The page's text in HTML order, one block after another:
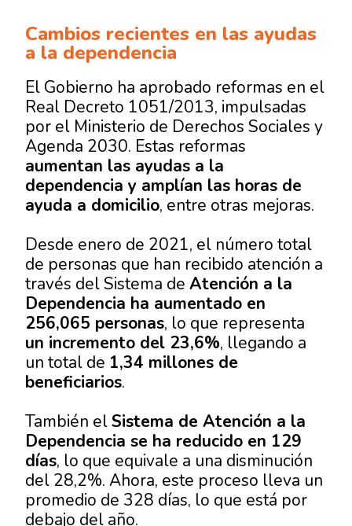
Cambios recientes en las ayudas
a la dependencia
El Gobierno ha aprobado reformas en el
Real Decreto 1051/2013, impulsadas
por el Ministerio de Derechos Sociales y
Agenda 2030. Estas reformas
aumentan las ayudas a la
dependencia y amplían las horas de
ayuda a domicilio, entre otras mejoras.
Desde enero de 2021, el número total
de personas que han recibido atención a
través del Sistema deAtención a la
Dependencia ha aumentado en
256,065 personas, lo que representa
un incremento del 23,6%, llegando a
un total de 1,34 millones de
beneficiarios.
También elSistema de Atención a la
Dependencia se ha reducido en 129
días, lo que equivale a una disminución
del 28,2%. Ahora, este proceso lleva un
promedio de 328 días, lo que está por
debajo del año.